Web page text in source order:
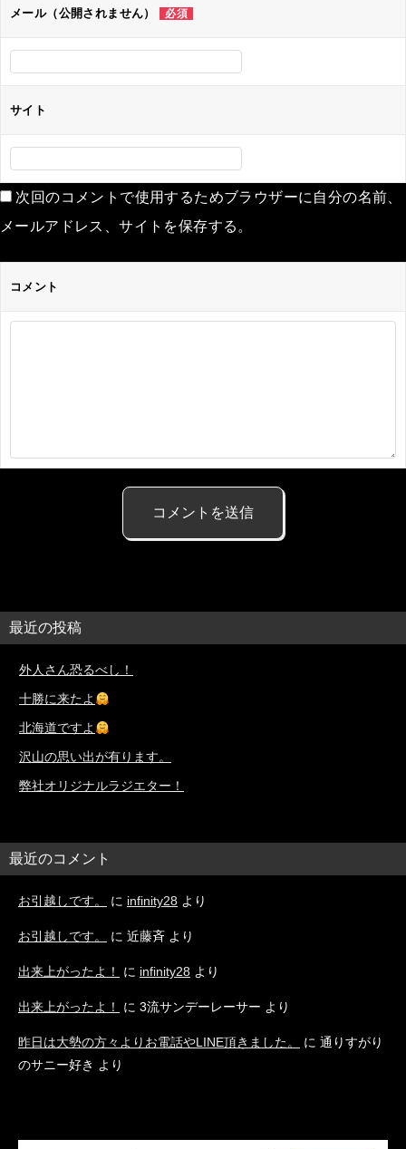
ンメール（公開されません） 必須
サイト
次回のコメントで使用するためブラウザーに自分の名前、
メールアドレス、サイトを保存する。
コメント
最近の投稿
外人さん恐るべし！
十勝に来たよ
北海道ですよ
沢山の思い出が有ります。
弊社オリジナルラジエター！
最近のコメント
お引越しです。 に infinity28 より
お引越しです。 に 近藤斉 より
出来上がったよ！ に infinity28 より
出来上がったよ！ に 3流サンデーレーサー より
昨日は大勢の方々よりお電話やLINE頂きました。 に 通りすがり
のサニー好き より